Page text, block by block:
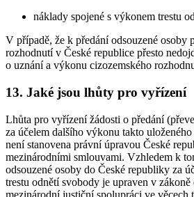
náklady spojené s výkonem trestu
V případě, že k předání odsouzené osoby
rozhodnutí v České republice přesto
o uznání a výkonu cizozemského
13. Jaké jsou lhůty pro vyřízení
Lhůta pro vyřízení žádosti o předání
za účelem dalšího výkonu takto
není stanovena právní úpravou České
mezinárodními smlouvami. Vzhledem k
odsouzené osoby do České republiky za
trestu odnětí svobody je upraven v
mezinárodní justiční spolupráci ve věcech